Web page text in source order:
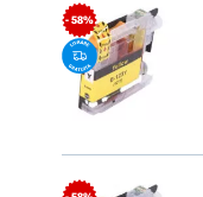
- 58%